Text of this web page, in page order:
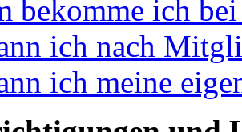
bekomme ich
ich nach
ich meine